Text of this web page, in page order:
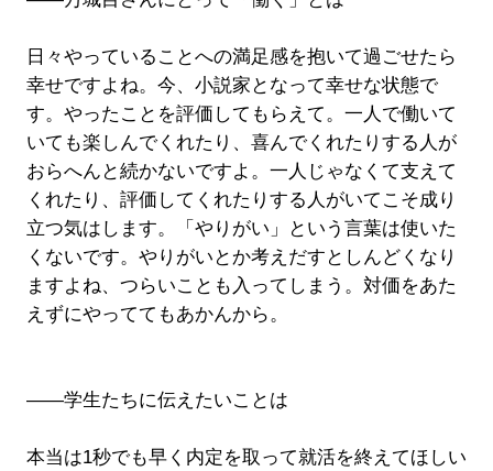
日々やっていることへの満足感を抱いて過ごせたら
幸せですよね。今、小説家となって幸せな状態で
す。やったことを評価してもらえて。一人で働いて
いても楽しんでくれたり、喜んでくれたりする人が
おらへんと続かないですよ。一人じゃなくて支えて
くれたり、評価してくれたりする人がいてこそ成り
立つ気はします。「やりがい」という言葉は使いた
くないです。やりがいとか考えだすとしんどくなり
ますよね、つらいことも入ってしまう。対価をあた
えずにやっててもあかんから。
――学生たちに伝えたいことは
本当は1秒でも早く内定を取って就活を終えてほしい